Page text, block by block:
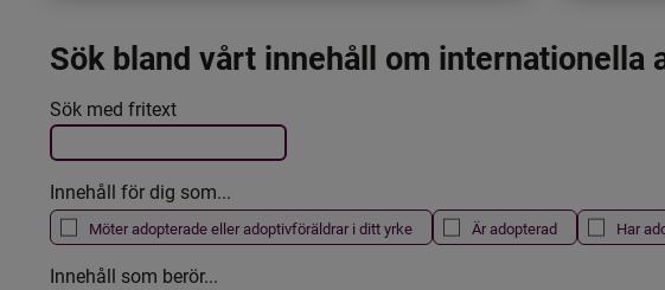
Sök bland vårt innehåll om internationella
Filtrera resultatet
Det här formuläret postas automatiskt
Sök med fritext
Innehåll för dig som...
Möter adopterade eller adoptivföräldrar i ditt yrke Är adopterad Har
Innehåll som berör...